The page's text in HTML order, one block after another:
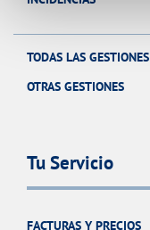
TODAS LAS GESTIONES
OTRAS GESTIONES
Tu Servicio
FACTURAS Y PRECIOS